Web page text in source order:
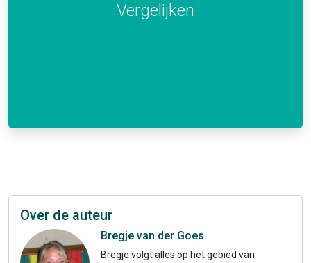
Vergelijken
Over de auteur
Bregje van der Goes
Bregje volgt alles op het gebied van